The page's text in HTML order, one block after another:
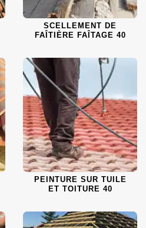
SCELLEMENT DE
FAÎTIÈRE FAÎTAGE 40
PEINTURE SUR TUILE
ET TOITURE 40